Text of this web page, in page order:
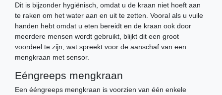
Dit is bijzonder hygiënisch, omdat u de kraan niet hoeft aan
te raken om het water aan en uit te zetten. Vooral als u vuile
handen hebt omdat u eten bereidt en de kraan ook door
meerdere mensen wordt gebruikt, blijkt dit een groot
voordeel te zijn, wat spreekt voor de aanschaf van een
mengkraan met sensor.
Eéngreeps mengkraan
Een ééngreeps mengkraan is voorzien van één enkele